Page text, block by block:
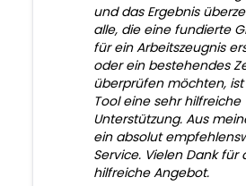
und das Ergebnis
alle, die eine fundierte
für ein Arbeitszeugnis
oder ein bestehendes
überprüfen möchten, ist
Tool eine sehr hilfreiche
Unterstützung. Aus
ein absolut
Service. Vielen Dank für
hilfreiche Angebot.